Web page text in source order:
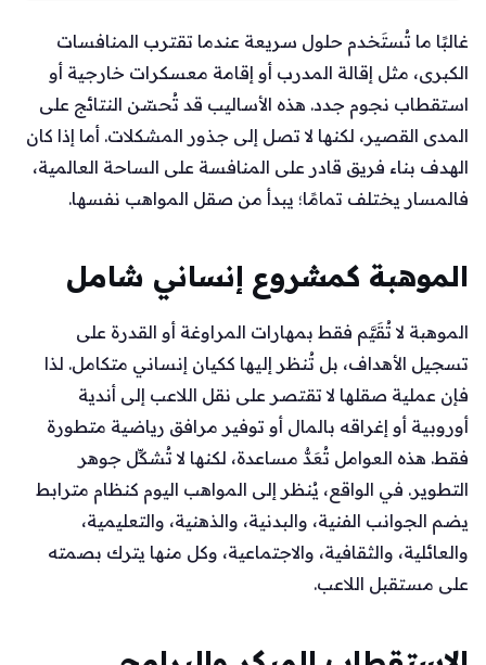
غالبًا ما تُستَخدم حلول سريعة عندما تقترب المنافسات
الكبرى، مثل إقالة المدرب أو إقامة معسكرات خارجية أو
استقطاب نجوم جدد. هذه الأساليب قد تُحسّن النتائج على
المدى القصير، لكنها لا تصل إلى جذور المشكلات. أما إذا كان
الهدف بناء فريق قادر على المنافسة على الساحة العالمية،
فالمسار يختلف تمامًا؛ يبدأ من صقل المواهب نفسها.
الموهبة كمشروع إنساني شامل
الموهبة لا تُقَيَّم فقط بمهارات المراوغة أو القدرة على
تسجيل الأهداف، بل تُنظر إليها ككيان إنساني متكامل. لذا
فإن عملية صقلها لا تقتصر على نقل اللاعب إلى أندية
أوروبية أو إغراقه بالمال أو توفير مرافق رياضية متطورة
فقط. هذه العوامل تُعَدُّ مساعدة، لكنها لا تُشكِّل جوهر
التطوير. في الواقع، يُنظر إلى المواهب اليوم كنظام مترابط
يضم الجوانب الفنية، والبدنية، والذهنية، والتعليمية،
والعائلية، والثقافية، والاجتماعية، وكل منها يترك بصمته
على مستقبل اللاعب.